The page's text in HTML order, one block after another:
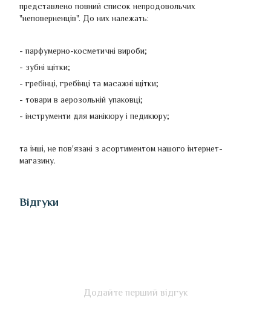
представлено повний список непродовольчих
"неповерненців". До них належать:
- парфумерно-косметичні вироби;
- зубні щітки;
- гребінці, гребінці та масажні щітки;
- товари в аерозольній упаковці;
- інструменти для манікюру і педикюру;
та інші, не пов'язані з асортиментом нашого інтернет-
магазину.
Відгуки
Додайте перший відгук